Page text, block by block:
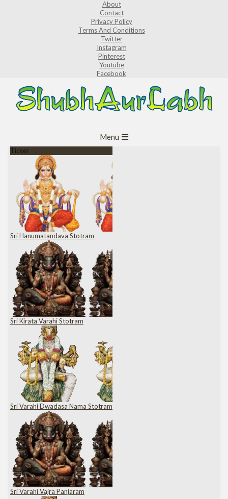
About
Contact
Privacy Policy
Terms And Conditions
Twitter
Instagram
Pinterest
Youtube
Facebook
Navigation
Menu
Ticker
Sri Hanumatandava Stotram
Sri Kirata Varahi Stotram
Sri Varahi Dwadasa Nama Stotram
Sri Varahi Vajra Panjaram